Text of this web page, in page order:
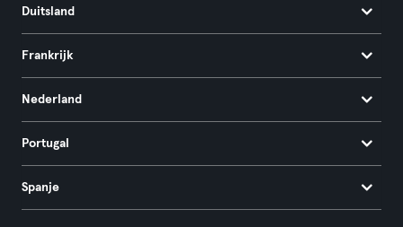
Duitsland
Frankrijk
Nederland
Portugal
Spanje